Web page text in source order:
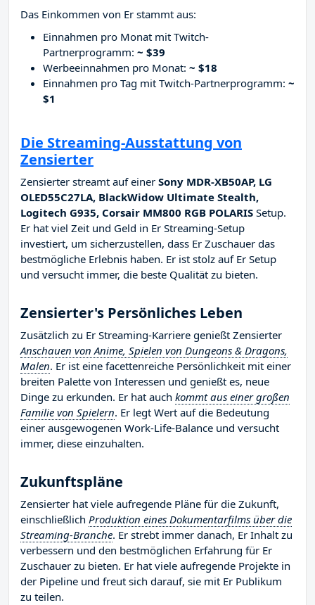
Das Einkommen von Er stammt aus:
Einnahmen pro Monat mit Twitch-
Partnerprogramm: ~ $39
Werbeeinnahmen pro Monat: ~ $18
Einnahmen pro Tag mit Twitch-Partnerprogramm: ~
$1
Die Streaming-Ausstattung von
Zensierter
Zensierter streamt auf einer Sony MDR-XB50AP, LG
OLED55C27LA, BlackWidow Ultimate Stealth,
Logitech G935, Corsair MM800 RGB POLARIS Setup.
Er hat viel Zeit und Geld in Er Streaming-Setup
investiert, um sicherzustellen, dass Er Zuschauer das
bestmögliche Erlebnis haben. Er ist stolz auf Er Setup
und versucht immer, die beste Qualität zu bieten.
Zensierter's Persönliches Leben
Zusätzlich zu Er Streaming-Karriere genießt Zensierter
Anschauen von Anime, Spielen von Dungeons & Dragons,
Malen. Er ist eine facettenreiche Persönlichkeit mit einer
breiten Palette von Interessen und genießt es, neue
Dinge zu erkunden. Er hat auch kommt aus einer großen
Familie von Spielern. Er legt Wert auf die Bedeutung
einer ausgewogenen Work-Life-Balance und versucht
immer, diese einzuhalten.
Zukunftspläne
Zensierter hat viele aufregende Pläne für die Zukunft,
einschließlich Produktion eines Dokumentarfilms über die
Streaming-Branche. Er strebt immer danach, Er Inhalt zu
verbessern und den bestmöglichen Erfahrung für Er
Zuschauer zu bieten. Er hat viele aufregende Projekte in
der Pipeline und freut sich darauf, sie mit Er Publikum
zu teilen.